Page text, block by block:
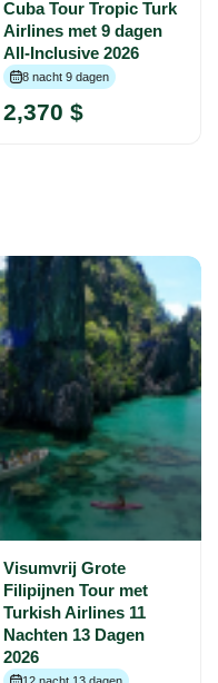
Cuba Tour Tropic Turk
Airlines met 9 dagen
All-Inclusive 2026
8 nacht 9 dagen
2,370 $
Visumvrij Grote
Filipijnen Tour met
Turkish Airlines 11
Nachten 13 Dagen
2026